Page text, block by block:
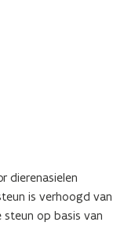
dierenasielen
is verhoogd van
op basis van